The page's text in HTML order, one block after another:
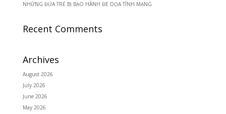
NHỮNG ĐỨA TRẺ BỊ BẠO HÀNH ĐE DỌA TÍNH MẠNG
Recent Comments
Archives
August 2026
July 2026
June 2026
May 2026